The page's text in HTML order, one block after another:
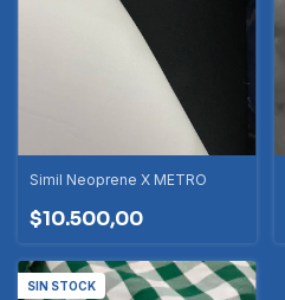
Simil Neoprene X METRO
$10.500,00
SIN STOCK